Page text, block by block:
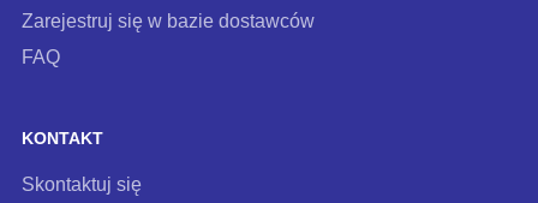
Zarejestruj się w bazie dostawców
FAQ
KONTAKT
Skontaktuj się